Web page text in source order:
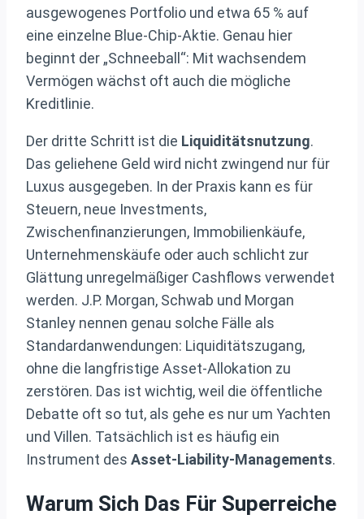
ausgewogenes Portfolio und etwa 65 % auf
eine einzelne Blue-Chip-Aktie. Genau hier
beginnt der „Schneeball“: Mit wachsendem
Vermögen wächst oft auch die mögliche
Kreditlinie.
Der dritte Schritt ist die Liquiditätsnutzung.
Das geliehene Geld wird nicht zwingend nur für
Luxus ausgegeben. In der Praxis kann es für
Steuern, neue Investments,
Zwischenfinanzierungen, Immobilienkäufe,
Unternehmenskäufe oder auch schlicht zur
Glättung unregelmäßiger Cashflows verwendet
werden. J.P. Morgan, Schwab und Morgan
Stanley nennen genau solche Fälle als
Standardanwendungen: Liquiditätszugang,
ohne die langfristige Asset-Allokation zu
zerstören. Das ist wichtig, weil die öffentliche
Debatte oft so tut, als gehe es nur um Yachten
und Villen. Tatsächlich ist es häufig ein
Instrument des Asset-Liability-Managements.
Warum Sich Das Für Superreiche